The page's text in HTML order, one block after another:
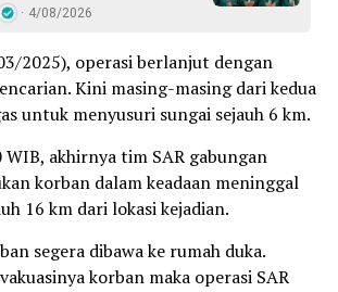
4/08/2026
2025), operasi berlanjut dengan
Kini masing-masing dari kedua
untuk menyusuri sungai sejauh 6 km.
WIB, akhirnya tim SAR gabungan
korban dalam keadaan meninggal
16 km dari lokasi kejadian.
segera dibawa ke rumah duka.
korban maka operasi SAR